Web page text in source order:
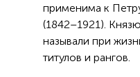
применима к
(1842–1921).
называли при
титулов и рангов.